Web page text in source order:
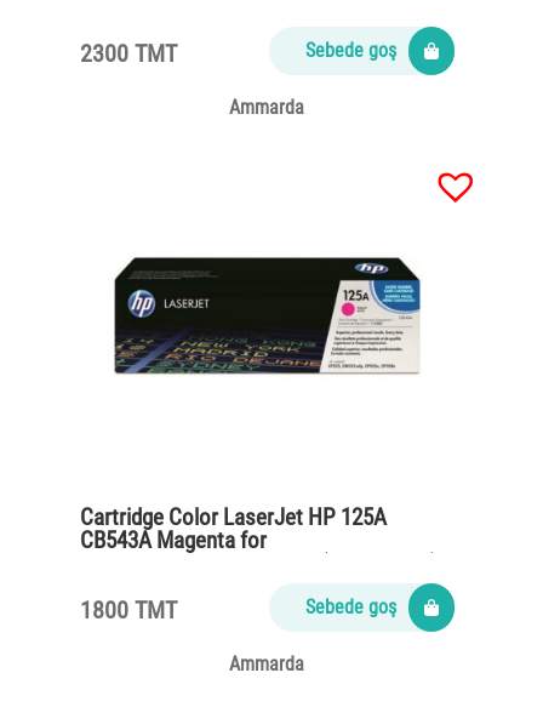
2300 TMT Sebede goş
Ammarda
Cartridge Color LaserJet HP 125A
CB543A Magenta for
1800 TMT Sebede goş
Ammarda